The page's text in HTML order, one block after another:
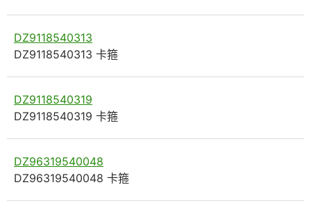
DZ9118540313
DZ9118540313 卡箍
DZ9118540319
DZ9118540319 卡箍
DZ96319540048
DZ96319540048 卡箍